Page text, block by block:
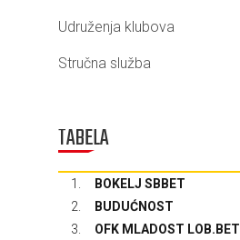
Udruženja klubova
Stručna služba
TABELA
1. BOKELJ SBBET
2.
BUDUĆNOST
3.
OFK MLADOST LOB.BET